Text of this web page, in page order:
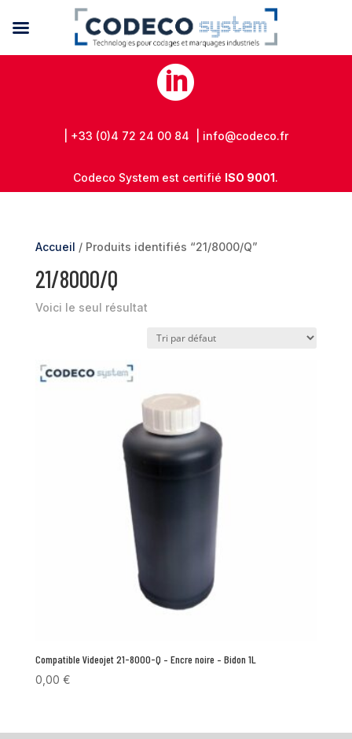

| +33 (0)4 72 24 00 84 | info@codeco.fr
Codeco System est certifié ISO 9001.
Accueil / Produits identifiés “21/8000/Q”
21/8000/Q
Voici le seul résultat
Compatible Videojet 21-8000-Q – Encre noire – Bidon 1L
0,00 €